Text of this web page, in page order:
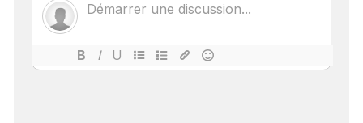
POUR TOUTES LES
18 juil 2022